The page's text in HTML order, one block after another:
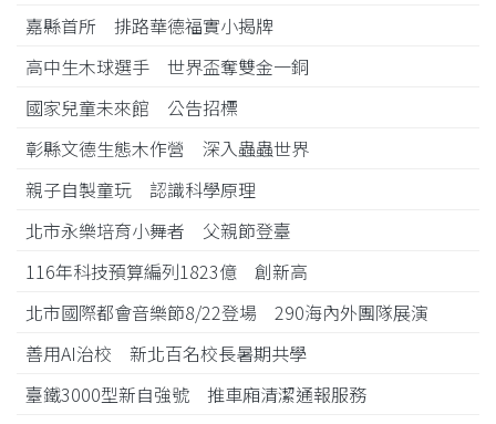
嘉縣首所 排路華德福實小揭牌
高中生木球選手 世界盃奪雙金一銅
國家兒童未來館 公告招標
彰縣文德生態木作營 深入蟲蟲世界
親子自製童玩 認識科學原理
北市永樂培育小舞者 父親節登臺
116年科技預算編列1823億 創新高
北市國際都會音樂節8/22登場 290海內外團隊展演
善用AI治校 新北百名校長暑期共學
臺鐵3000型新自強號 推車廂清潔通報服務